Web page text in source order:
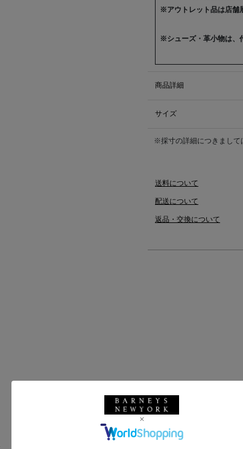
※アウトレット品は店舗
※シューズ・革小物は、
商品詳細
サイズ
※採寸の詳細につきまして
送料について
配送について
返品・交換について